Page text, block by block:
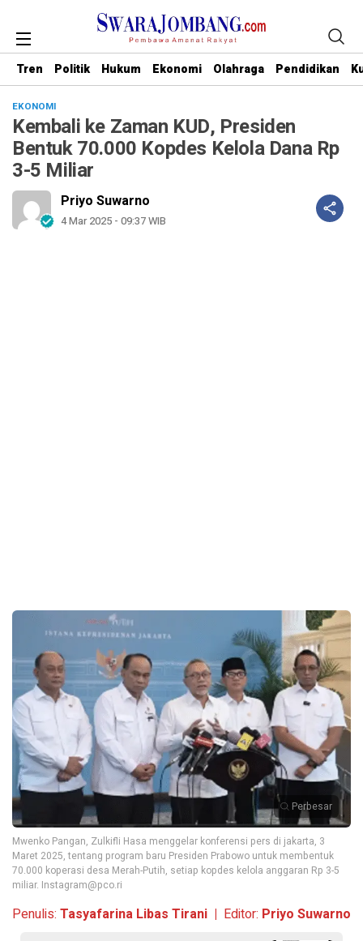
Tren Politik Hukum Ekonomi Olahraga Pendidikan
EKONOMI
Kembali ke Zaman KUD, Presiden
Bentuk 70.000 Kopdes Kelola Dana Rp
3-5 Miliar
Priyo Suwarno
4 Mar 2025 - 09:37 WIB
Perbesar
Mwenko Pangan, Zulkifli Hasa menggelar konferensi pers di jakarta, 3
Maret 2025, tentang program baru Presiden Prabowo untuk membentuk
70.000 koperasi desa Merah-Putih, setiap kopdes kelola anggaran Rp 3-5
miliar. Instagram@pco.ri
Penulis: Tasyafarina Libas Tirani | Editor: Priyo Suwarno